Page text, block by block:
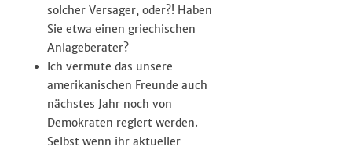
solcher Versager, oder?! Haben
Sie etwa einen griechischen
Anlageberater?
Ich vermute das unsere
amerikanischen Freunde auch
nächstes Jahr noch von
Demokraten regiert werden.
Selbst wenn ihr aktueller